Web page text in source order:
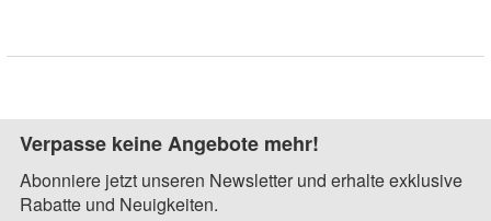
Verpasse keine Angebote mehr!
Abonniere jetzt unseren Newsletter und erhalte exklusive
Rabatte und Neuigkeiten.